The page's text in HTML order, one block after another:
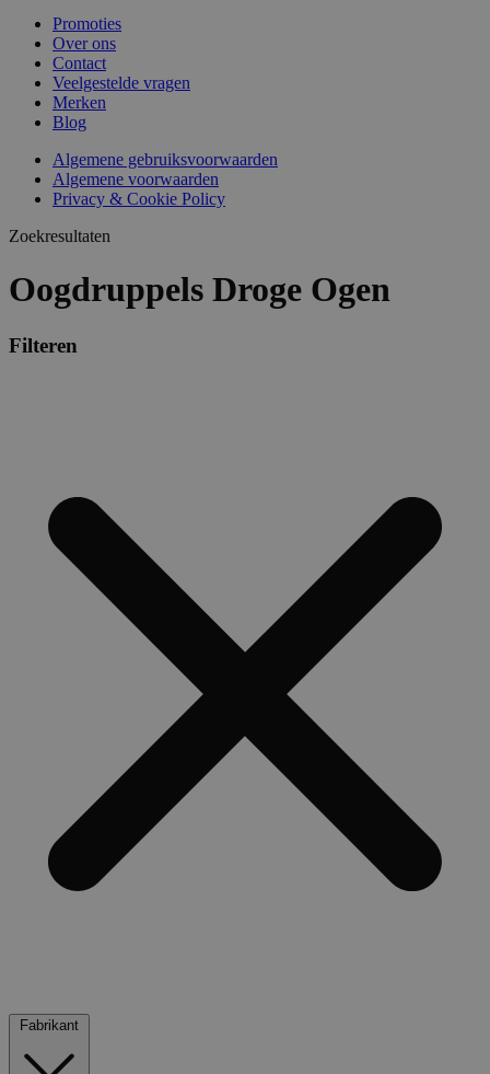
Promoties
Over ons
Contact
Veelgestelde vragen
Merken
Blog
Algemene gebruiksvoorwaarden
Algemene voorwaarden
Privacy & Cookie Policy
Zoekresultaten
Oogdruppels Droge Ogen
Filteren
Fabrikant